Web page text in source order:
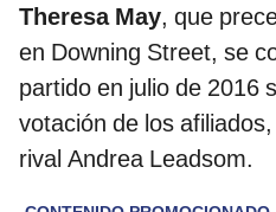
Theresa May, que
en Downing Street, se
partido en julio de 2016
votación de los
rival Andrea Leadsom.